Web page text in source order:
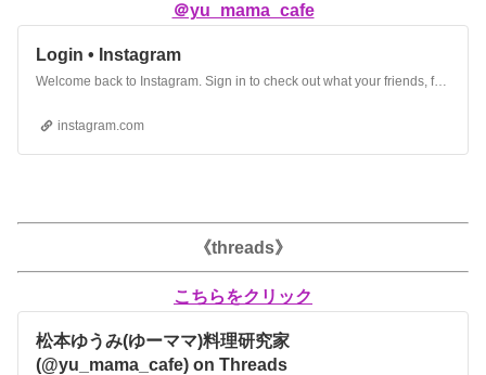
＠yu_mama_cafe
Login • Instagram
Welcome back to Instagram. Sign in to check out what your friends, family & interests have been capturing & sharing around the world.
instagram.com
《threads》
こちらをクリック
松本ゆうみ(ゆーママ)料理研究家
(@yu_mama_cafe) on Threads